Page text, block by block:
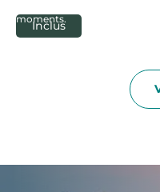
Inclus
moments.